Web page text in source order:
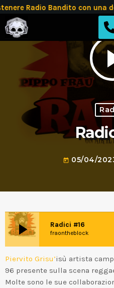
Radio Bandito con una
today 05/04/
play_arrow Radici #16
fraontheblock
Piervito Grisu’isù artista
96 presente sulla scena
Molte sono le sue